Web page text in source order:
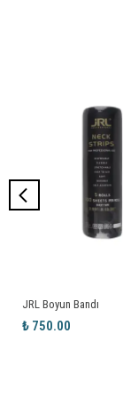
JRL Boyun Bandı
₺ 750.00